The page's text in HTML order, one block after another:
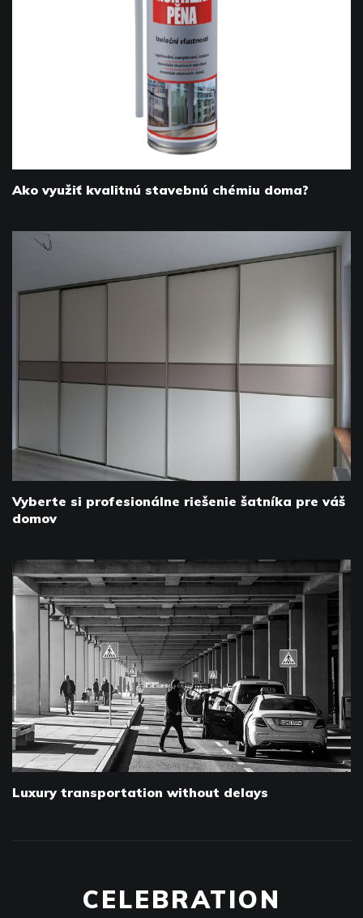
Ako využiť kvalitnú stavebnú chémiu doma?
Vyberte si profesionálne riešenie šatníka pre váš
domov
Luxury transportation without delays
CELEBRATION